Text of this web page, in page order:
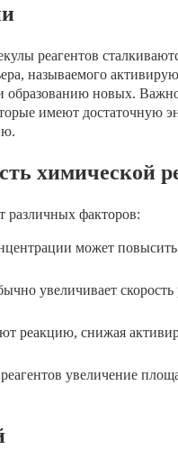
реагентов
называемого
образованию новых.
имеют достаточную
химической
различных факторов:
может
увеличивает
реакцию, снижая
увеличение